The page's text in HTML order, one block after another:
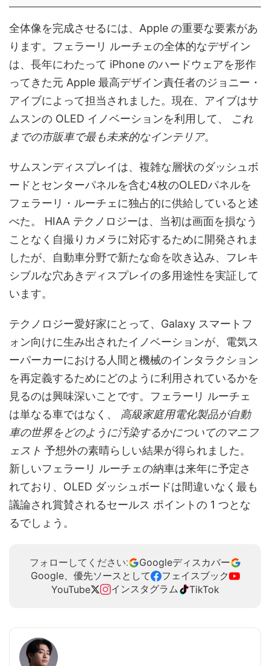
全体像を完成させるには、Apple の重要な要素があ
ります。フェラーリ ルーチェの全体的なデザイン
は、長年にわたって iPhone のハードウェアを形作
ってきた元 Apple 最高デザイン責任者のジョニー・
アイブによって担当されました。現在、アイブはサ
ムスンの OLED イノベーションを利用して、 これ
までの市販車で最も未来的なインテリア。
サムスンディスプレイは、複雑な層状のダッシュボ
ードとセンターパネルを含む4枚のOLEDパネルを
フェラーリ・ルーチェに独占的に供給していると述
べた。 HIAA テクノロジーは、当初は画面を損なう
ことなく自撮りカメラに対応するために開発されま
したが、自動車分野で新たな命を吹き込み、フレキ
シブルな穴あきディスプレイの多用途性を実証して
います。
テクノロジー愛好家にとって、Galaxy スマートフ
ォン向けに生み出されたイノベーションが、電気ス
ーパーカーにおける人間と機械のインタラクション
を再定義するためにどのように利用されているかを
見るのは興味深いことです。フェラーリ ルーチェ
は単なる車ではなく、 高級家庭用電化製品が自動
車の世界をどのように汚染するかについてのマニフ
ェスト 予想外の素晴らしい結果が得られました。
新しいフェラーリ ルーチェの納車は来年に予定さ
れており、OLED ダッシュボードは間違いなく最も
議論され賞賛されるセールス ポイントの 1 つとな
るでしょう。
フォローしてください:
Googleディスカバー
Google、優先ソースとして
フェイスブック
YouTube
インスタグラム TikTok